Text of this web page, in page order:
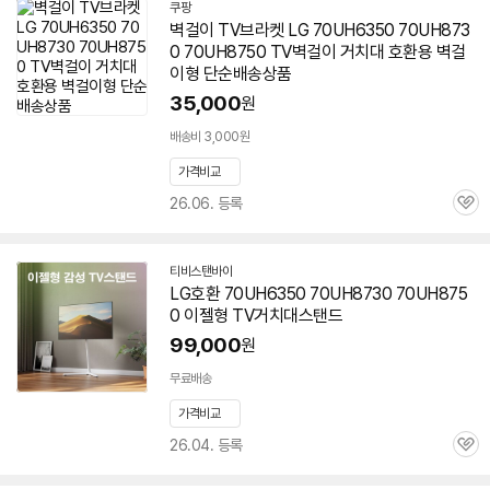
쿠팡
벽걸이 TV브라켓 LG 70UH6350 70UH873
0 70UH8750 TV벽걸이 거치대 호환용 벽걸
이형 단순배송상품
35,000원
배송비 3,000원
가격비교
26.06. 등록
관
티비스탠바이네
이
버
이
LG호환 70UH6350 70UH8730 70UH875
0 이젤형 TV거치대스탠드
99,000원
무료배송
가격비교
26.04. 등록
관